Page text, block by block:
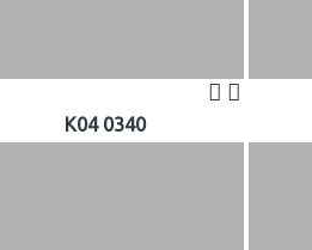
K04 0340